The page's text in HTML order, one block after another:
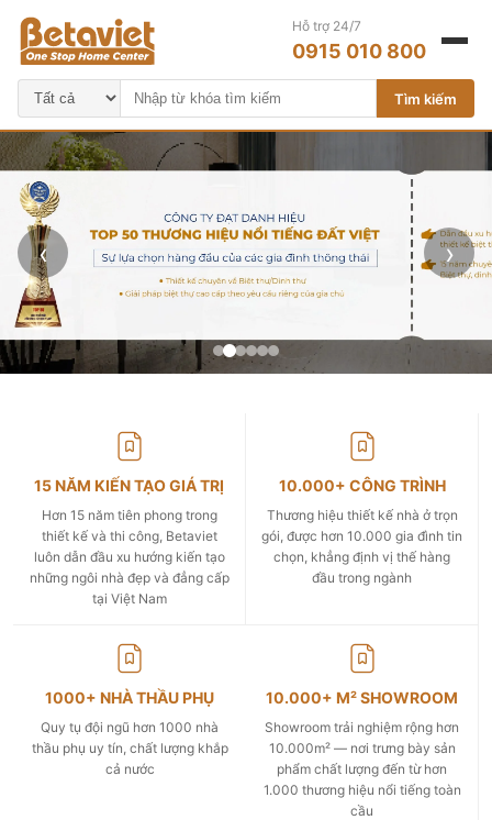
Tìm kiếm
Hỗ trợ 24/7
0915 010 800
‹ ›
15 NĂM KIẾN TẠO GIÁ TRỊ
Hơn 15 năm tiên phong trong
thiết kế và thi công, Betaviet
luôn dẫn đầu xu hướng kiến tạo
những ngôi nhà đẹp và đẳng cấp
tại Việt Nam
10.000+ CÔNG TRÌNH
Thương hiệu thiết kế nhà ở trọn
gói, được hơn 10.000 gia đình tin
chọn, khẳng định vị thế hàng
đầu trong ngành
1000+ NHÀ THẦU PHỤ
Quy tụ đội ngũ hơn 1000 nhà
thầu phụ uy tín, chất lượng khắp
cả nước
10.000+ M² SHOWROOM
Showroom trải nghiệm rộng hơn
10.000m² — nơi trưng bày sản
phẩm chất lượng đến từ hơn
1.000 thương hiệu nổi tiếng toàn
cầu